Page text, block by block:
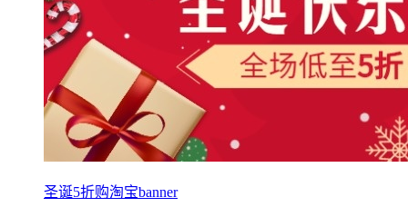
圣诞5折购淘宝banner